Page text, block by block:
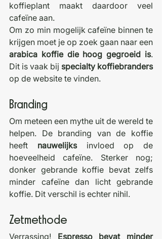
koffieplant maakt daardoor veel
cafeïne aan.
Om zo min mogelijk cafeïne binnen te
arabica koffie die hoog gegroeid is.
Dit is vaak bij specialty koffiebranders
op de website te vinden.
Branding
Om meteen een mythe uit de wereld te
helpen. De branding van de koffie
heeft nauwelijks invloed op de
hoeveelheid cafeïne. Sterker nog;
donker gebrande koffie bevat zelfs
minder cafeïne dan licht gebrande
koffie. Dit verschil is echter nihil.
Zetmethode
Verrassing! Espresso bevat minder